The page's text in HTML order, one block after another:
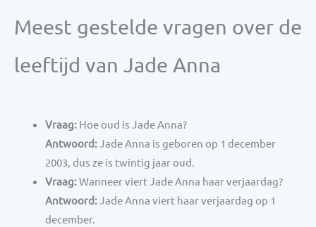
Meest gestelde vragen over de
leeftijd van Jade Anna
Vraag:Hoe oud is Jade Anna?
Antwoord:Jade Anna is geboren op 1 december
2003, dus ze is twintig jaar oud.
Vraag:Wanneer viert Jade Anna haar verjaardag?
Antwoord:Jade Anna viert haar verjaardag op 1
december.